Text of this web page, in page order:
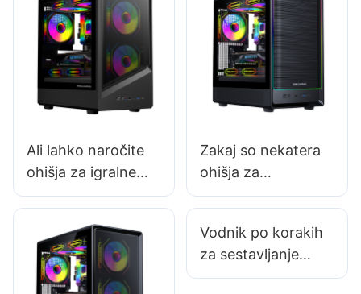
Ali lahko naročite
ohišja za igralne
računalnike s
Zakaj so nekatera
ohišja za
računalnike na trgu
Vodnik po korakih
za sestavljanje
računalnika v